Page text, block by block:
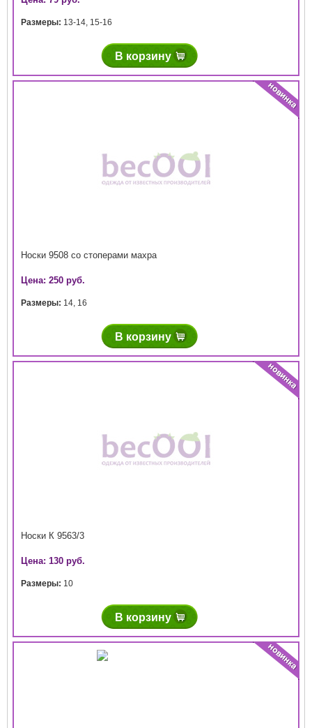
Размеры: 13-14, 15-16
В корзину
Носки 9508 со стоперами махра
Цена: 250 руб.
Размеры: 14, 16
В корзину
Носки К 9563/3
Цена: 130 руб.
Размеры: 10
В корзину